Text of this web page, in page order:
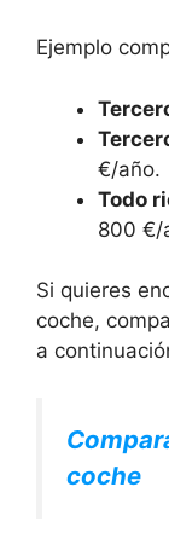
Ejemplo
€/año.
Todo
800 €/
Si quieres
coche,
a
coche